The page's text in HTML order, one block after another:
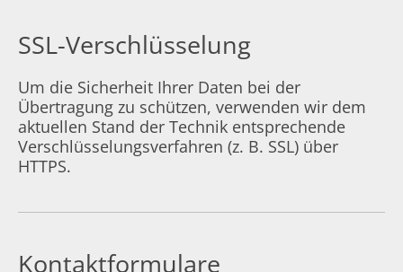
SSL-Verschlüsselung
Um die Sicherheit Ihrer Daten bei der
Übertragung zu schützen, verwenden wir dem
aktuellen Stand der Technik entsprechende
Verschlüsselungsverfahren (z. B. SSL) über
HTTPS.
Kontaktformulare